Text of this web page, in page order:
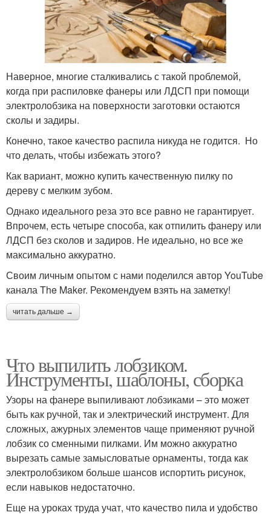
Наверное, многие сталкивались с такой проблемой,
когда при распиловке фанеры или ЛДСП при помощи
электролобзика на поверхности заготовки остаются
сколы и задиры.
Конечно, такое качество распила никуда не годится. Но
что делать, чтобы избежать этого?
Как вариант, можно купить качественную пилку по
дереву с мелким зубом.
Однако идеального реза это все равно не гарантирует.
Впрочем, есть четыре способа, как отпилить фанеру или
ЛДСП без сколов и задиров. Не идеально, но все же
максимально аккуратно.
Своим личным опытом с нами поделился автор YouTube
канала The Maker. Рекомендуем взять на заметку!
читать дальше →
Что выпилить лобзиком.
Инструменты, шаблоны, сборка
Узоры на фанере выпиливают лобзиками – это может
быть как ручной, так и электрический инструмент. Для
сложных, ажурных элементов чаще применяют ручной
лобзик со сменными пилками. Им можно аккуратно
вырезать самые замысловатые орнаменты, тогда как
электролобзиком больше шансов испортить рисунок,
если навыков недостаточно.
Еще на уроках труда учат, что качество пила и удобство